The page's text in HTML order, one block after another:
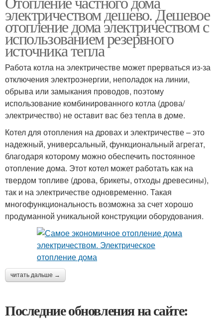
электричеством дешево. Дешевое
отопление дома электричеством с
использованием резервного
источника тепла
Работа котла на электричестве может прерваться из-за
отключения электроэнергии, неполадок на линии,
обрыва или замыкания проводов, поэтому
использование комбинированного котла (дрова/
электричество) не оставит вас без тепла в доме.
Котел для отопления на дровах и электричестве – это
надежный, универсальный, функциональный агрегат,
благодаря которому можно обеспечить постоянное
отопление дома. Этот котел может работать как на
твердом топливе (дрова, брикеты, отходы древесины),
так и на электричестве одновременно. Такая
многофункциональность возможна за счет хорошо
продуманной уникальной конструкции оборудования.
читать дальше →
Последние обновления на сайте: